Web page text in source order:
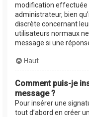
modification effectuée
administrateur, bien
discrète concernant
utilisateurs normaux
message si une
Haut
Comment puis-je
message ?
Pour insérer une
tout d’abord en créer